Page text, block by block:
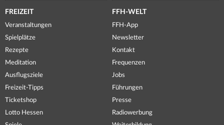
FREIZEIT
Veranstaltungen
Spielplätze
Rezepte
Meditation
Ausflugsziele
Freizeit-Tipps
Ticketshop
Lotto Hessen
FFH-WELT
FFH-App
Newsletter
Kontakt
Frequenzen
Jobs
Führungen
Presse
Radiowerbung